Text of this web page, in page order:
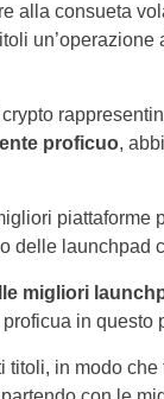
alla consueta
un’operazione
proficuo,
piattaforme
delle launchpad
migliori
in questo
titoli, in modo